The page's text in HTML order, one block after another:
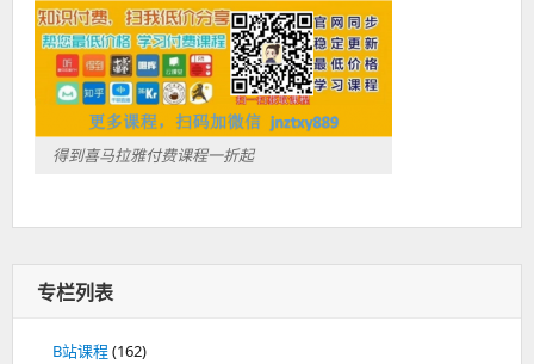
得到喜马拉雅付费课程一折起
专栏列表
B站课程(162)